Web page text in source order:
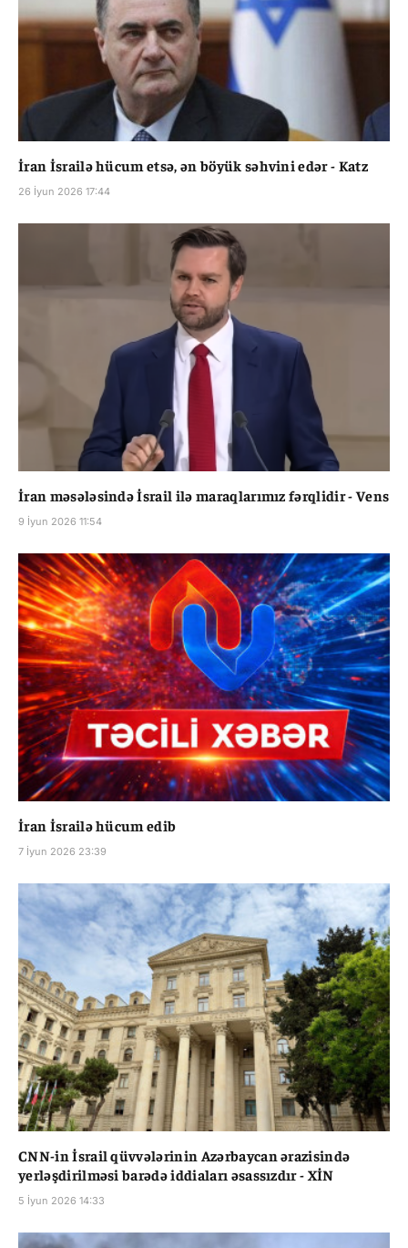
İran İsrailə hücum etsə, ən böyük səhvini edər - Katz
26 İyun 2026 17:44
İran məsələsində İsrail ilə maraqlarımız fərqlidir - Vens
9 İyun 2026 11:54
İran İsrailə hücum edib
7 İyun 2026 23:39
CNN-in İsrail qüvvələrinin Azərbaycan ərazisində
yerləşdirilməsi barədə iddiaları əsassızdır - XİN
5 İyun 2026 14:33